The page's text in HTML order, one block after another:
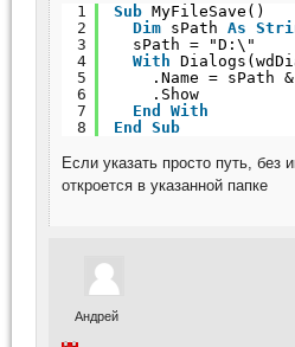
1
2
3
4
5
6
7
8
Sub MyFileSave()
Dim sPath As
sPath = "D:\"
With
.Name = sPath
.Show
End
With
End
Sub
Если указать просто путь, без
откроется в указанной папке
Андрей